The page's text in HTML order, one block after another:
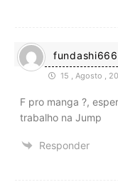
fundashi666
15 , Agosto ,
F pro manga ?,
trabalho na Jump
Responder